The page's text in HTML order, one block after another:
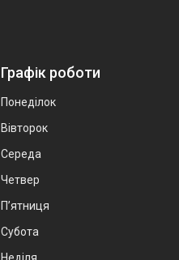
Графік роботи
Понеділок
Вівторок
Середа
Четвер
Пʼятниця
Субота